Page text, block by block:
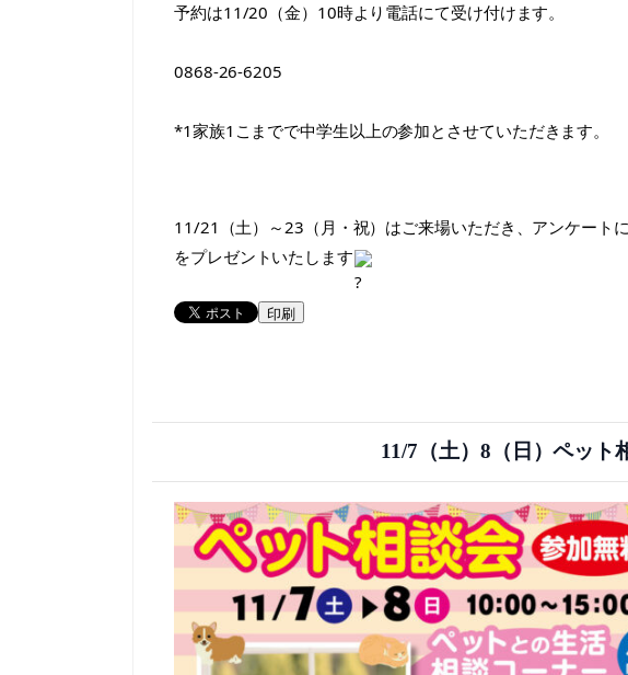
予約は11/20（金）10時より電話にて受け付けます。
0868-26-6205
*1家族1こまでで中学生以上の参加とさせていただきます。
11/21（土）～23（月・祝）はご来場いただき、アンケート
をプレゼントいたします
印刷
11/7（土）8（日）ペット